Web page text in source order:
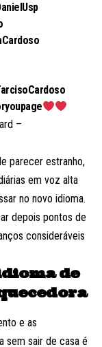
–
parecer estranho,
em voz alta
no novo idioma.
depois pontos de
consideráveis
de
e as
sem sair de casa é